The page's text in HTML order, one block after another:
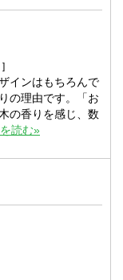
]
インはもちろんで
の理由です。「お
の香りを感じ、数
読む»